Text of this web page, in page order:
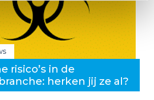
risico’s in de
herken jij ze al?